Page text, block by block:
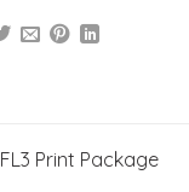
FL3 Print Package